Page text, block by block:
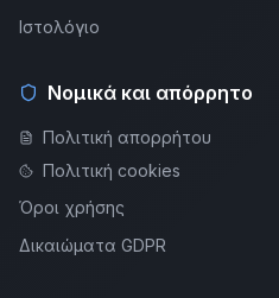
Ιστολόγιο
Νομικά και απόρρητο
Πολιτική απορρήτου
Πολιτική cookies
Όροι χρήσης
Δικαιώματα GDPR